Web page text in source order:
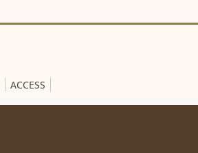
ACCESS